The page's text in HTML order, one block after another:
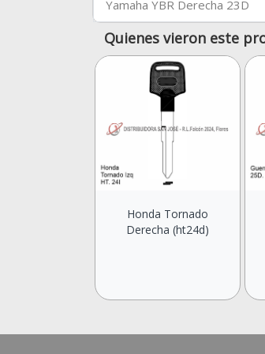
Yamaha YBR Derecha 23D
Quienes vieron este
Honda Tornado
Derecha (ht24d)